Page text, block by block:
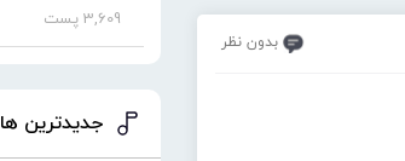
بدون نظر
3,609 پست
جدیدترین ها